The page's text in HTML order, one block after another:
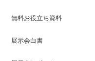
無料お役立ち資料
展示会白書